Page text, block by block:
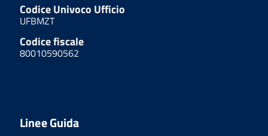
Codice Univoco Ufficio
UFBMZT
Codice fiscale
80010590562
Linee Guida